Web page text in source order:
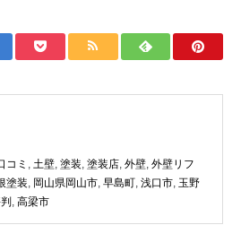
コミ , 土壁, 塗装, 塗装店, 外壁, 外壁リフ
塗装, 岡山県岡山市, 早島町, 浅口市, 玉野
, 高梁市